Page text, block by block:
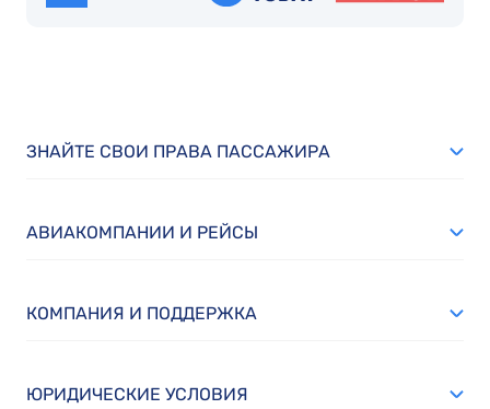
ЗНАЙТЕ СВОИ ПРАВА ПАССАЖИРА
АВИАКОМПАНИИ И РЕЙСЫ
КОМПАНИЯ И ПОДДЕРЖКА
ЮРИДИЧЕСКИЕ УСЛОВИЯ